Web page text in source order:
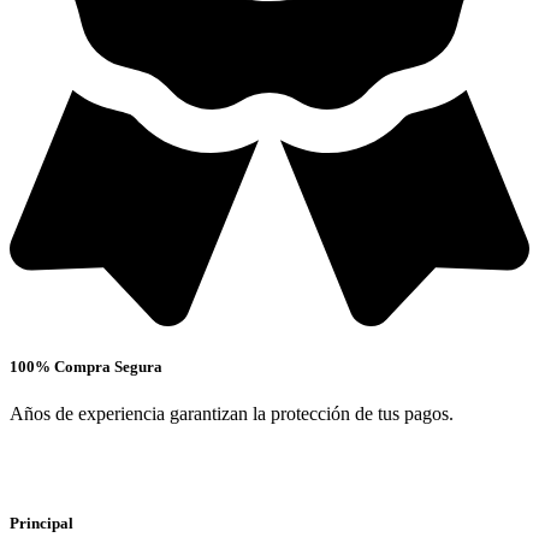
100% Compra Segura
Años de experiencia garantizan la protección de tus pagos.
Principal